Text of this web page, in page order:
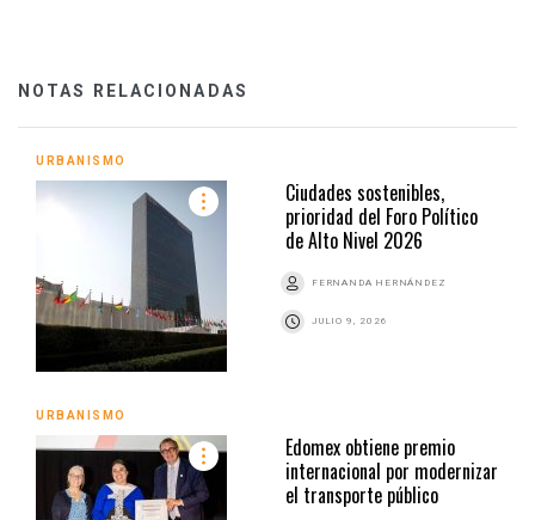
NOTAS RELACIONADAS
URBANISMO
Ciudades sostenibles,
prioridad del Foro Político
de Alto Nivel 2026
FERNANDA HERNÁNDEZ
JULIO 9, 2026
URBANISMO
Edomex obtiene premio
internacional por modernizar
el transporte público